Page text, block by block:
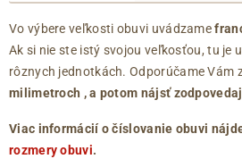
Vo výbere veľkosti obuvi uvádzame
Ak si nie ste istý svojou veľkosťou, tu je
rôznych jednotkách. Odporúčame Vám
milimetroch , a potom nájsť
Viac informácií o číslovanie obuvi
rozmery obuvi.